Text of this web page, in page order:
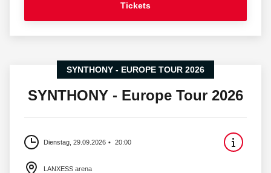
Tickets
SYNTHONY - EUROPE TOUR 2026
SYNTHONY - Europe Tour 2026
Dienstag, 29.09.2026 20:00
LANXESS arena